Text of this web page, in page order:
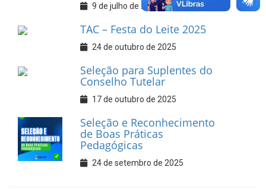
9 de julho de 2026
TAC – Festa do Leite 2025
24 de outubro de 2025
Seleção para Suplentes do
Conselho Tutelar
17 de outubro de 2025
Seleção e Reconhecimento
de Boas Práticas
Pedagógicas
24 de setembro de 2025